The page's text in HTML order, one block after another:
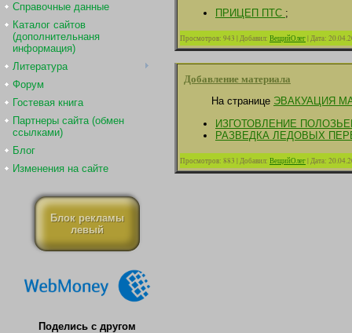
Справочные данные
Каталог сайтов
(дополнительнаня
информация)
Литература
Форум
Гостевая книга
Партнеры сайта (обмен
ссылками)
Блог
Изменения на сайте
Блок рекламы
левый
Поделись с другом
ПРИЦЕП ПТС ;
Просмотров: 943 |Добавил: ВещийОлег|Дата:
Добавление материала
На странице ЭВАКУАЦИЯ
ИЗГОТОВЛЕНИЕ
РАЗВЕДКА ЛЕДОВЫХ
Просмотров: 883 |Добавил: ВещийОлег|Дата: